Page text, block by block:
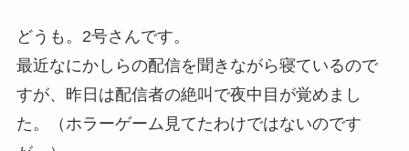
どうも。2号さんです。
最近なにかしらの配信を聞きながら寝ているので
すが、昨日は配信者の絶叫で夜中目が覚めまし
た。（ホラーゲーム見てたわけではないのです